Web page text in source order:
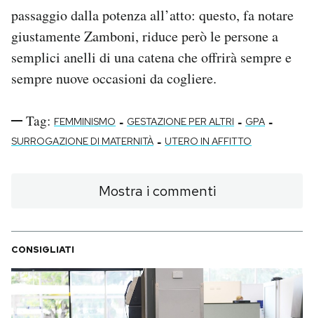
passaggio dalla potenza all’atto: questo, fa notare
giustamente Zamboni, riduce però le persone a
semplici anelli di una catena che offrirà sempre e
sempre nuove occasioni da cogliere.
Tag: FEMMINISMO - GESTAZIONE PER ALTRI - GPA -
SURROGAZIONE DI MATERNITÀ - UTERO IN AFFITTO
Mostra i commenti
CONSIGLIATI